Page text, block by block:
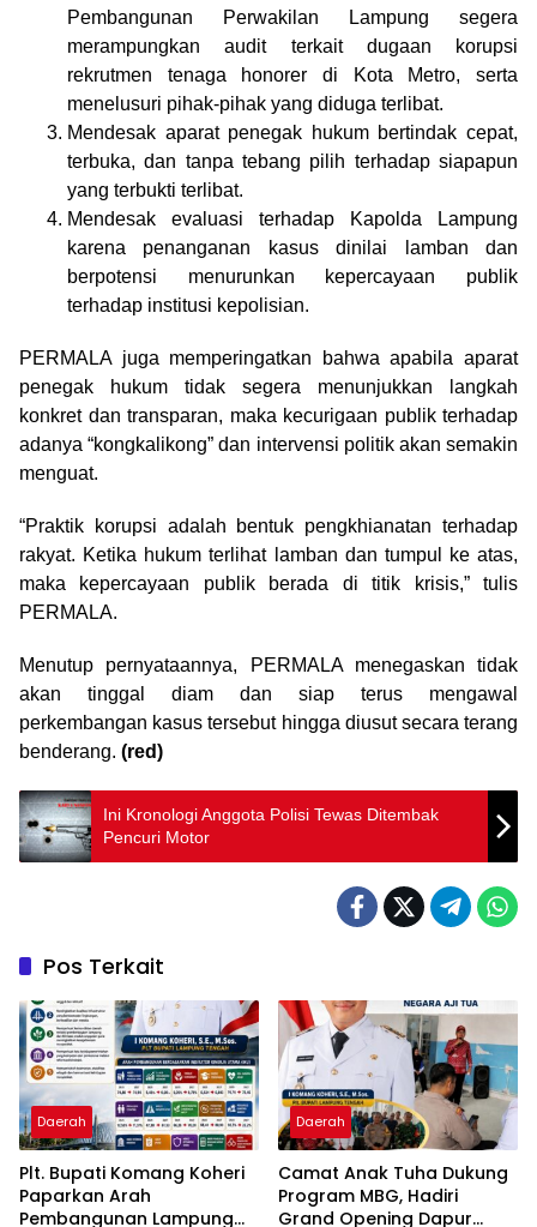
Pembangunan Perwakilan Lampung segera
merampungkan audit terkait dugaan korupsi
rekrutmen tenaga honorer di Kota Metro, serta
menelusuri pihak-pihak yang diduga terlibat.
Mendesak aparat penegak hukum bertindak cepat,
terbuka, dan tanpa tebang pilih terhadap siapapun
yang terbukti terlibat.
Mendesak evaluasi terhadap Kapolda Lampung
karena penanganan kasus dinilai lamban dan
berpotensi menurunkan kepercayaan publik
terhadap institusi kepolisian.
PERMALA juga memperingatkan bahwa apabila aparat
penegak hukum tidak segera menunjukkan langkah
konkret dan transparan, maka kecurigaan publik terhadap
adanya “kongkalikong” dan intervensi politik akan semakin
menguat.
“Praktik korupsi adalah bentuk pengkhianatan terhadap
rakyat. Ketika hukum terlihat lamban dan tumpul ke atas,
maka kepercayaan publik berada di titik krisis,” tulis
PERMALA.
Menutup pernyataannya, PERMALA menegaskan tidak
akan tinggal diam dan siap terus mengawal
perkembangan kasus tersebut hingga diusut secara terang
benderang. (red)
Ini Kronologi Anggota Polisi Tewas Ditembak
Pencuri Motor
Pos Terkait
Daerah
Plt. Bupati Komang Koheri
Paparkan Arah
Pembangunan Lampung
Daerah
Camat Anak Tuha Dukung
Program MBG, Hadiri
Grand Opening Dapur